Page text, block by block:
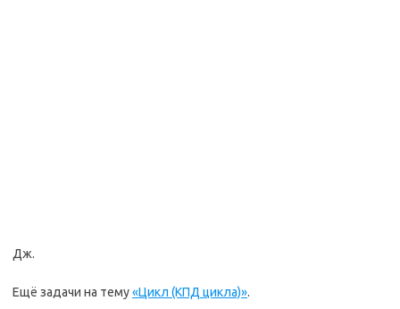
Дж.
Ещё задачи на тему«Цикл (КПД цикла)».